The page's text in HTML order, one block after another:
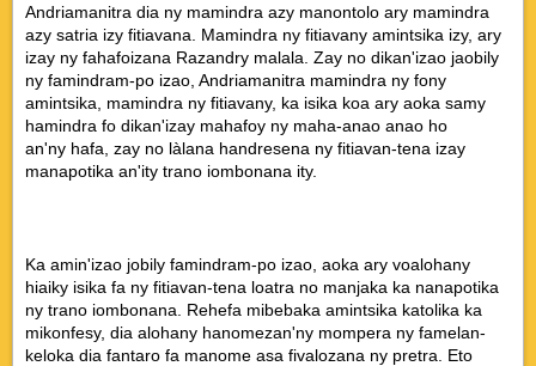
Andriamanitra dia ny mamindra azy manontolo ary mamindra
azy satria izy fitiavana. Mamindra ny fitiavany amintsika izy, ary
izay ny fahafoizana Razandry malala. Zay no dikan'izao jaobily
ny famindram-po izao, Andriamanitra mamindra ny fony
amintsika, mamindra ny fitiavany, ka isika koa ary aoka samy
hamindra fo dikan'izay mahafoy ny maha-anao anao ho
an'ny hafa, zay no làlana handresena ny fitiavan-tena izay
manapotika an'ity trano iombonana ity.
Ka amin'izao jobily famindram-po izao, aoka ary voalohany
hiaiky isika fa ny fitiavan-tena loatra no manjaka ka nanapotika
ny trano iombonana. Rehefa mibebaka amintsika katolika ka
mikonfesy, dia alohany hanomezan'ny mompera ny famelan-
keloka dia fantaro fa manome asa fivalozana ny pretra. Eto